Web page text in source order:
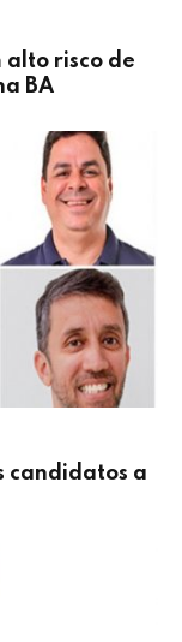
alto risco de
BA
candidatos a